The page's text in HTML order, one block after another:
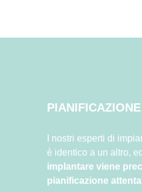
I nostri esperti di
è identico a un altro,
implantare viene
pianificazione